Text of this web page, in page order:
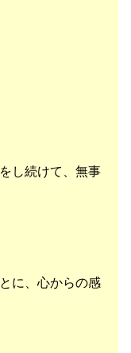
し続けて、無事
に、心からの感